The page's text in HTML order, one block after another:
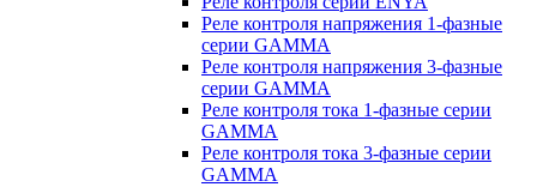
Реле контроля напряжения 1-фазные
серии GAMMA
Реле контроля напряжения 3-фазные
серии GAMMA
Реле контроля тока 1-фазные серии
GAMMA
Реле контроля тока 3-фазные серии
GAMMA